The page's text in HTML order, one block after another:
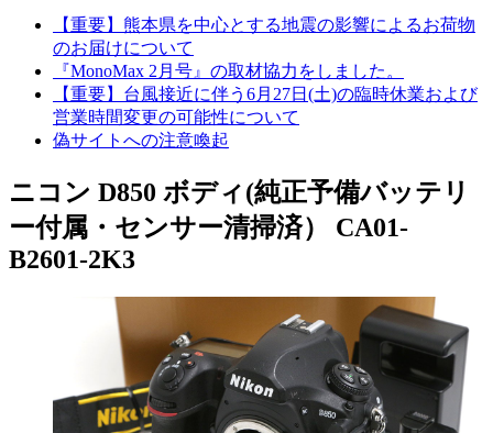
【重要】熊本県を中心とする地震の影響によるお荷物
のお届けについて
『MonoMax 2月号』の取材協力をしました。
【重要】台風接近に伴う6月27日(土)の臨時休業および
営業時間変更の可能性について
偽サイトへの注意喚起
ニコン D850 ボディ(純正予備バッテリ
ー付属・センサー清掃済） CA01-
B2601-2K3